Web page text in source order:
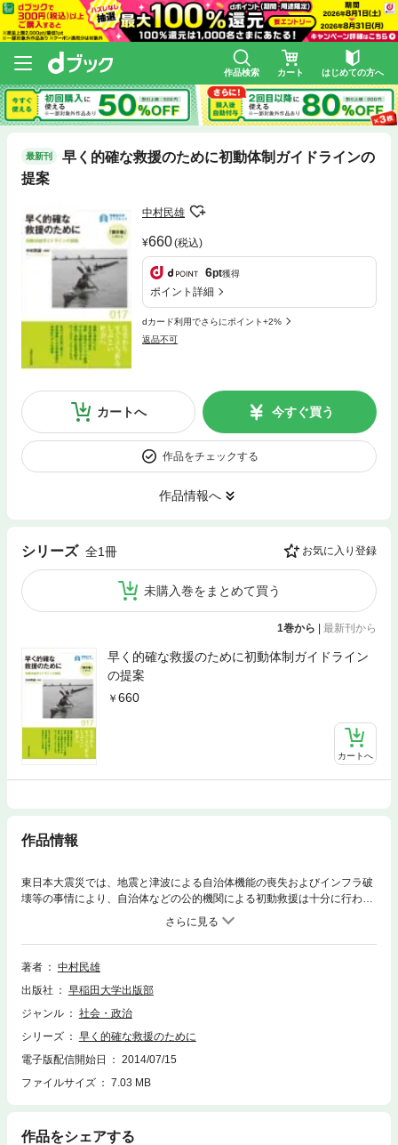
作品検索 カート はじめての方へ
最新刊
早く的確な救援のために初動体制ガイドラインの
提案
中村民雄
660(税込)
6pt獲得
ポイント詳細
dカード利用でさらにポイント+2%
返品不可
カートへ 今すぐ買う
作品をチェックする
作品情報へ
シリーズ 全1冊 お気に入り登録
未購入巻をまとめて買う
1巻から 最新刊から
早く的確な救援のために初動体制ガイドライン
の提案
660
カートへ
作品情報
東日本大震災では、地震と津波による自治体機能の喪失およびインフラ破
壊等の事情により、自治体などの公的機関による初動救援は十分に行われ
なかった。官民連携による効果的な初動救援の具体的モデルを提言する。
著者
中村民雄
出版社
早稲田大学出版部
ジャンル
社会・政治
シリーズ
早く的確な救援のために
電子版配信開始日
2014/07/15
ファイルサイズ
7.03 MB
作品をシェアする